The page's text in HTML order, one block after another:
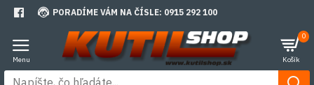
PORADÍME VÁM NA ČÍSLE: 0915 292 100
0